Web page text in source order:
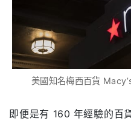
美國知名梅西百貨
即便是有 160 年經驗的百